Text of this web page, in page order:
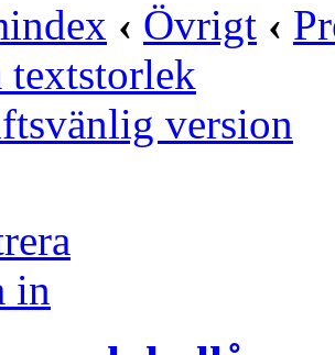
‹ Övrigt ‹
textstorlek
version
in